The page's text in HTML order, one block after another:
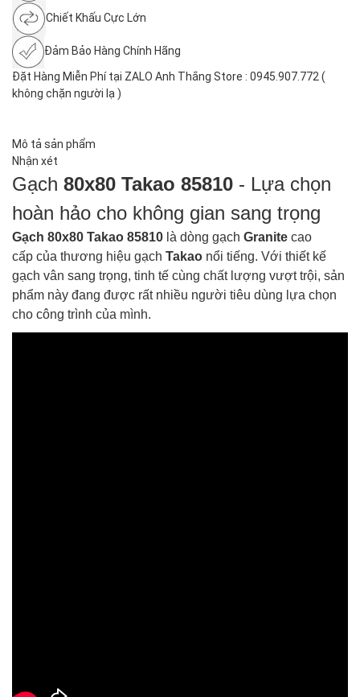
Chiết Khấu Cực Lớn
Đảm Bảo Hàng Chính Hãng
Đặt Hàng Miễn Phí tại ZALO Anh Thắng Store : 0945.907.772 (
không chặn người lạ )
Mô tả sản phẩm
Nhận xét
Gạch 80x80 Takao 85810 - Lựa chọn
hoàn hảo cho không gian sang trọng
Gạch 80x80 Takao 85810 là dòng gạch Granite cao
cấp của thương hiệu gạch Takao nổi tiếng. Với thiết kế
gạch vân sang trọng, tinh tế cùng chất lượng vượt trội, sản
phẩm này đang được rất nhiều người tiêu dùng lựa chọn
cho công trình của mình.